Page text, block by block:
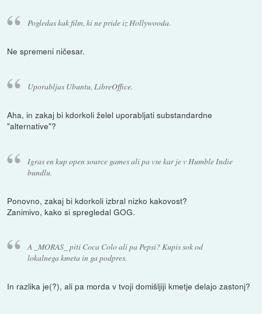
Pogledas kak film, ki ne pride iz Hollywooda.
Ne spremeni ničesar.
Uporabljas Ubuntu, LibreOffice.
Aha, in zakaj bi kdorkoli želel uporabljati substandardne
"alternative"?
Igras en kup open source games ali pa vse kar je v Humble Indie
bundlu.
Ponovno, zakaj bi kdorkoli izbral nizko kakovost?
Zanimivo, kako si spregledal GOG.
A _MORAS_ piti Coca Colo ali pa Pepsi? Kupis sok od
lokalnega kmeta in ga podpres.
In razlika je(?), ali pa morda v tvoji domišljiji kmetje delajo zastonj?